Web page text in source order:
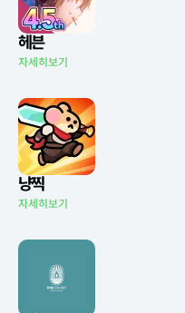
헤븐
자세히보기
냥찍
자세히보기